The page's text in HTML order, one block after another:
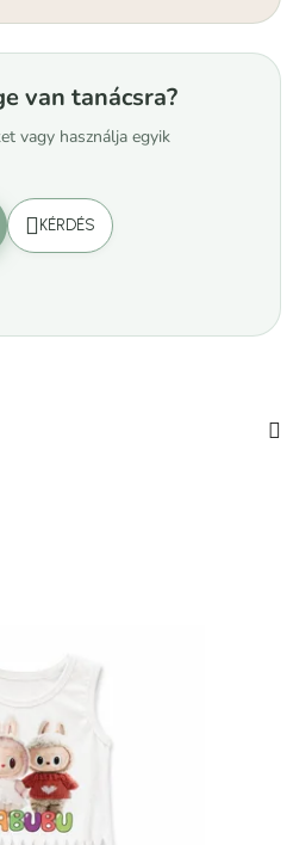
van tanácsra?
vagy használja egyik
KÉRDÉS